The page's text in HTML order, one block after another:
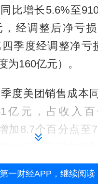
比增长5.6%至
，经调整后净亏
四季度经调整净亏
为160亿元）。
度美团销售成本
亿元，占收入
加8.7个百分点至
提高的骑手补贴
业务及海外业务的
一财经APP，继续阅读